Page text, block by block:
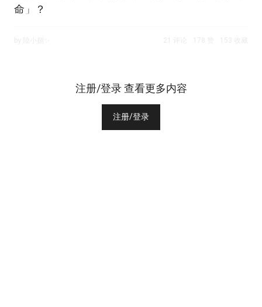
命」？
注册/登录 查看更多内容
注册/登录